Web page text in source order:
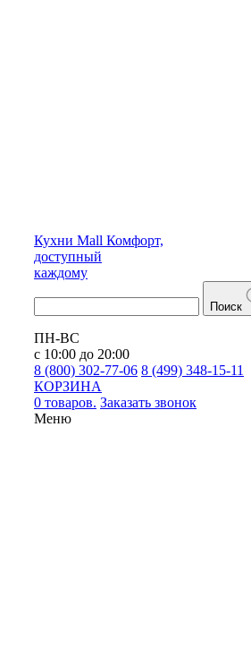
Кухни Mall Комфорт,
доступный
каждому
Поиск
ПН-ВС
с 10:00 до 20:00
8 (800) 302-77-06 8 (499) 348-15-11
КОРЗИНА
0 товаров. Заказать звонок
Меню